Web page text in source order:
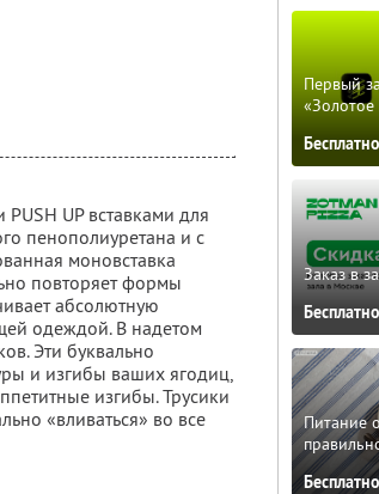
UP вставками для
пенополиуретана и с
моновставка
повторяет формы
абсолютную
одеждой. В надетом
Эти буквально
и изгибы ваших ягодиц,
изгибы. Трусики
«вливаться» во все
Первый
Бесплатно
Заказ в
Бесплатно
Питание
Бесплатно